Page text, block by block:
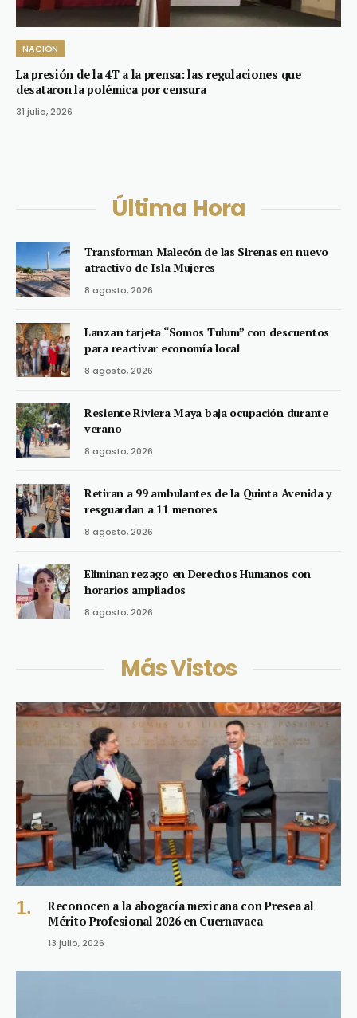
NACIÓN
La presión de la 4T a la prensa: las regulaciones que
desataron la polémica por censura
31 julio, 2026
Última Hora
Transforman Malecón de las Sirenas en nuevo
atractivo de Isla Mujeres
8 agosto, 2026
Lanzan tarjeta “Somos Tulum” con descuentos
para reactivar economía local
8 agosto, 2026
Resiente Riviera Maya baja ocupación durante
verano
8 agosto, 2026
Retiran a 99 ambulantes de la Quinta Avenida y
resguardan a 11 menores
8 agosto, 2026
Eliminan rezago en Derechos Humanos con
horarios ampliados
8 agosto, 2026
Más Vistos
Reconocen a la abogacía mexicana con Presea al
Mérito Profesional 2026 en Cuernavaca
13 julio, 2026